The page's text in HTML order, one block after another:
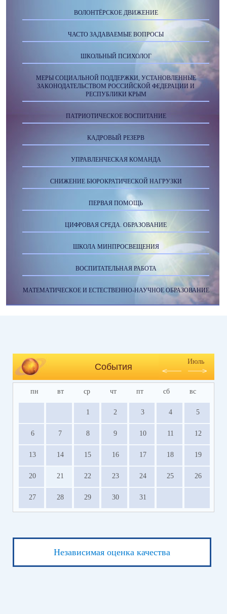
ВОЛОНТЁРСКОЕ ДВИЖЕНИЕ
ЧАСТО ЗАДАВАЕМЫЕ ВОПРОСЫ
ШКОЛЬНЫЙ ПСИХОЛОГ
МЕРЫ СОЦИАЛЬНОЙ ПОДДЕРЖКИ, УСТАНОВЛЕННЫЕ
ЗАКОНОДАТЕЛЬСТВОМ РОССИЙСКОЙ ФЕДЕРАЦИИ И
РЕСПУБЛИКИ КРЫМ
ПАТРИОТИЧЕСКОЕ ВОСПИТАНИЕ
КАДРОВЫЙ РЕЗЕРВ
УПРАВЛЕНЧЕСКАЯ КОМАНДА
СНИЖЕНИЕ БЮРОКРАТИЧЕСКОЙ НАГРУЗКИ
ПЕРВАЯ ПОМОЩЬ
ЦИФРОВАЯ СРЕДА. ОБРАЗОВАНИЕ
ШКОЛА МИНПРОСВЕЩЕНИЯ
ВОСПИТАТЕЛЬНАЯ РАБОТА
МАТЕМАТИЧЕСКОЕ И ЕСТЕСТВЕННО-НАУЧНОЕ ОБРАЗОВАНИЕ
События
Июль
пн вт ср чт пт сб вс
1 2 3 4 5
6 7 8 9 10 11 12
13 14 15 16 17 18 19
20 21 22 23 24 25 26
27 28 29 30 31
Независимая оценка качества